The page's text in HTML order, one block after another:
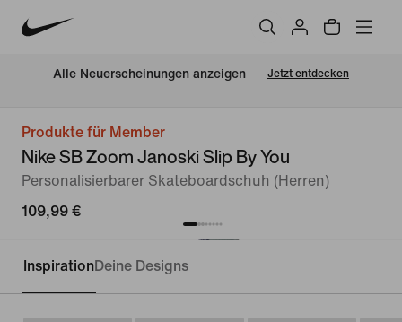
Alle Neuerscheinungen anzeigen Jetzt entdecken
Produkte für Member
Nike SB Zoom Janoski Slip By You
Personalisierbarer Skateboardschuh (Herren)
109,99 €
Personalisieren
InspirationDeine Designs